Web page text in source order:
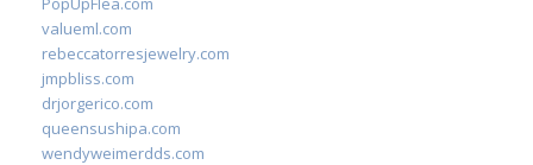
valueml.com
rebeccatorresjewelry.com
jmpbliss.com
drjorgerico.com
queensushipa.com
wendyweimerdds.com